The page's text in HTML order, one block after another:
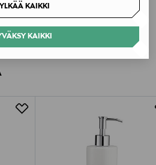
KAIKKI
KAIKKI
Oy
Espoo, Finland